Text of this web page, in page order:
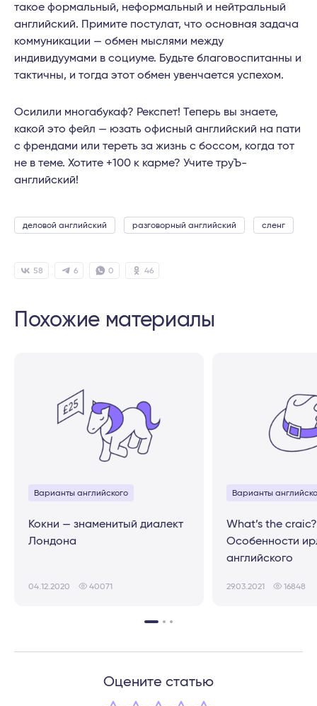
такое формальный, неформальный и нейтральный
английский. Примите постулат, что основная задача
коммуникации — обмен мыслями между
индивидуумами в социуме. Будьте благовоспитанны и
тактичны, и тогда этот обмен увенчается успехом.
Осилили многабукаф? Рекспет! Теперь вы знаете,
какой это фейл — юзать офисный английский на пати
с френдами или тереть за жизнь с боссом, когда тот
не в теме. Хотите +100 к карме? Учите труЪ-
английский!
деловой английский разговорный английский сленг
58 46
6 0
Похожие материалы
Варианты английского
Кокни — знаменитый диалект
Лондона
04.12.2020 40071
Варианты
What’s the craic?
Особенности
английского
29.03.2021 16848
Оцените статью